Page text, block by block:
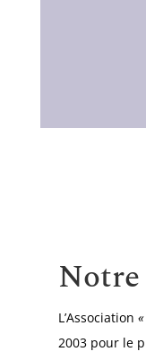
L’Association
2003 pour le